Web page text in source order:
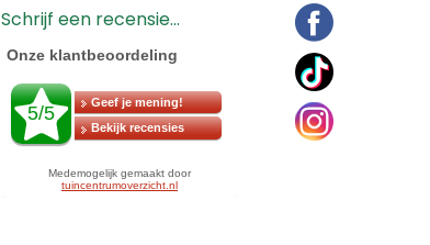
Schrijf een recensie...